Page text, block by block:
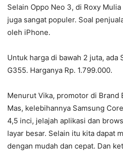
Selain Oppo Neo 3, di Roxy
juga sangat populer. Soal
oleh iPhone.
Untuk harga di bawah 2 juta, ada
G355. Harganya Rp. 1.799.000.
Menurut Vika, promotor di Brand
Mas, kelebihannya Samsung
4,5 inci, jelajah aplikasi dan
layar besar. Selain itu kita dapat
dengan mudah dan cepat. Dan